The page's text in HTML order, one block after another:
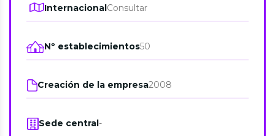
InternacionalConsultar
Nº establecimientos50
Creación de la empresa2008
Sede central-